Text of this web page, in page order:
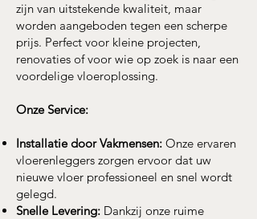
zijn van uitstekende kwaliteit, maar
worden aangeboden tegen een scherpe
prijs. Perfect voor kleine projecten,
renovaties of voor wie op zoek is naar een
voordelige vloeroplossing.
Onze Service:
Installatie door Vakmensen: Onze ervaren
vloerenleggers zorgen ervoor dat uw
nieuwe vloer professioneel en snel wordt
gelegd.
Snelle Levering: Dankzij onze ruime